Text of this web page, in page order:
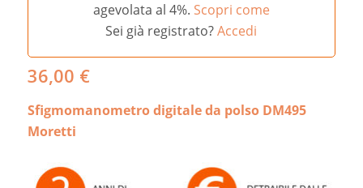
agevolata al 4%. Scopri come
Sei già registrato?Accedi
36,00 €
Sfigmomanometro digitale da polso DM495
Moretti